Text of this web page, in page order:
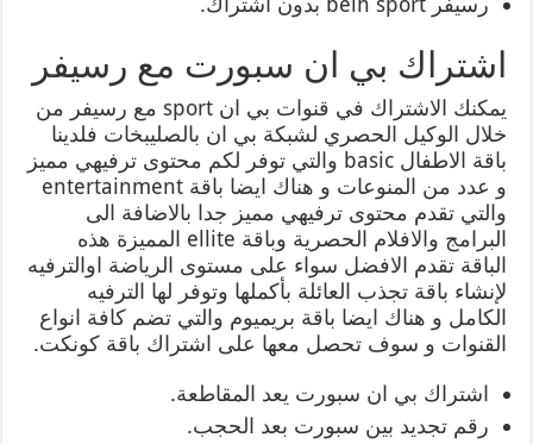
اشتراك بي ان سبورت مع رسيفر
يمكنك الاشتراك في قنوات بي ان sport مع رسيفر من
خلال الوكيل الحصري لشبكة بي ان بالصليبخات فلدينا
باقة الاطفال basic والتي توفر لكم محتوى ترفيهي مميز
و عدد من المنوعات و هناك ايضا باقة entertainment
والتي تقدم محتوى ترفيهي مميز جدا بالاضافة الى
البرامج والافلام الحصرية وباقة ellite المميزة هذه
الباقة تقدم الافضل سواء على مستوى الرياضة اوالترفيه
لإنشاء باقة تجذب العائلة بأكملها وتوفر لها الترفيه
الكامل و هناك ايضا باقة بريميوم والتي تضم كافة انواع
القنوات و سوف تحصل معها على اشتراك باقة كونكت.
اشتراك بي ان سبورت يعد المقاطعة.
رقم تجديد بين سبورت بعد الحجب.